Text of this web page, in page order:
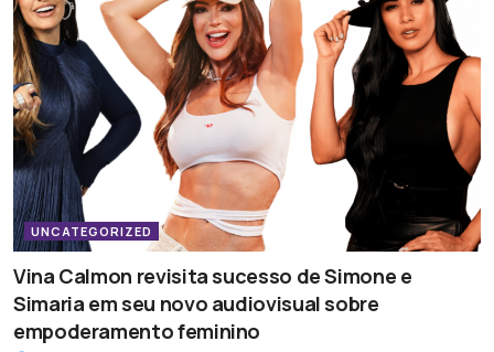
UNCATEGORIZED
Vina Calmon revisita sucesso de Simone e
Simaria em seu novo audiovisual sobre
empoderamento feminino